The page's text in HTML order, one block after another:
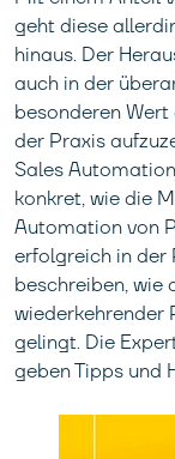
geht diese
hinaus. Der
auch in der
besonderen
der Praxis
Sales
konkret, wie die
Automation von
erfolgreich in der
beschreiben, wie
wiederkehrender
gelingt. Die
geben Tipps und